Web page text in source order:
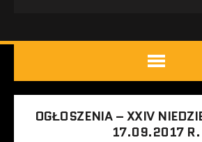
OGŁOSZENIA – XXIV
17.09.2017 R.